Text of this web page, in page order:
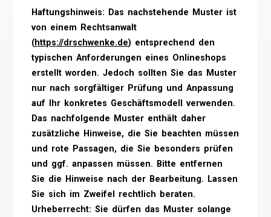
Haftungshinweis: Das nachstehende Muster ist
von einem Rechtsanwalt
(https://drschwenke.de) entsprechend den
typischen Anforderungen eines Onlineshops
erstellt worden. Jedoch sollten Sie das Muster
nur nach sorgfältiger Prüfung und Anpassung
auf Ihr konkretes Geschäftsmodell verwenden.
Das nachfolgende Muster enthält daher
zusätzliche Hinweise, die Sie beachten müssen
und rote Passagen, die Sie besonders prüfen
und ggf. anpassen müssen. Bitte entfernen
Sie die Hinweise nach der Bearbeitung. Lassen
Sie sich im Zweifel rechtlich beraten.
Urheberrecht: Sie dürfen das Muster solange